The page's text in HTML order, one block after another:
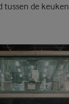
tussen de